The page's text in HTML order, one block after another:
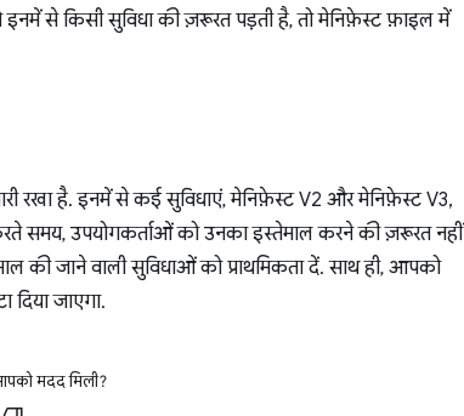
से किसी सुविधा की ज़रूरत पड़ती है, तो मेनिफ़ेस्ट फ़ाइल में
रखा है. इनमें से कई सुविधाएं, मेनिफ़ेस्ट V2 और मेनिफ़ेस्ट V3,
समय, उपयोगकर्ताओं को उनका इस्तेमाल करने की ज़रूरत नहीं
की जाने वाली सुविधाओं को प्राथमिकता दें. साथ ही, आपको
दिया जाएगा.
मदद मिली?